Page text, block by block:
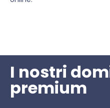
I nostri
premium